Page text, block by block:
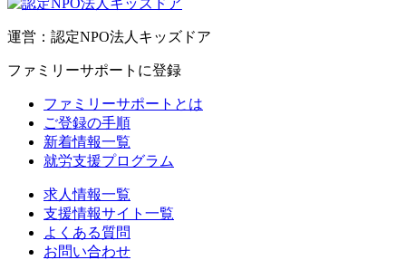
運営：認定NPO法人キッズドア
ファミリーサポートに登録
ファミリーサポートとは
ご登録の手順
新着情報一覧
就労支援プログラム
求人情報一覧
支援情報サイト一覧
よくある質問
お問い合わせ